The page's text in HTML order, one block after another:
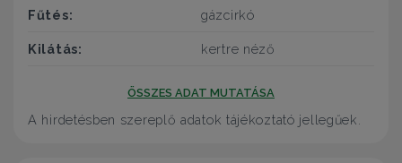
Fűtés: gázcirkó
Kilátás: kertre néző
ÖSSZES ADAT MUTATÁSA
A hirdetésben szereplő adatok tájékoztató jellegűek.